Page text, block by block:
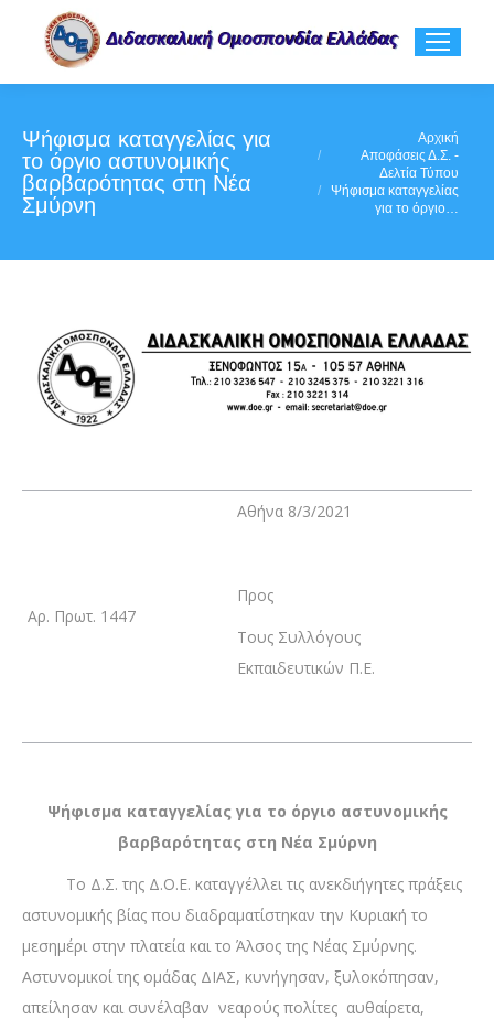
Ψήφισμα καταγγελίας για
το όργιο αστυνομικής
βαρβαρότητας στη Νέα
Σμύρνη
Αρχική
Αποφάσεις Δ.Σ. -
Δελτία Τύπου
Ψήφισμα καταγγελίας
για το όργιο…
Αρ. Πρωτ. 1447
Αθήνα 8/3/2021
Προς
Τους Συλλόγους
Εκπαιδευτικών Π.Ε.
Ψήφισμα καταγγελίας για το όργιο αστυνομικής
βαρβαρότητας στη Νέα Σμύρνη
Το Δ.Σ. της Δ.Ο.Ε. καταγγέλλει τις ανεκδιήγητες πράξεις
αστυνομικής βίας που διαδραματίστηκαν την Κυριακή το
μεσημέρι στην πλατεία και το Άλσος της Νέας Σμύρνης.
Αστυνομικοί της ομάδας ΔΙΑΣ, κυνήγησαν, ξυλοκόπησαν,
απείλησαν και συνέλαβαν νεαρούς πολίτες αυθαίρετα,